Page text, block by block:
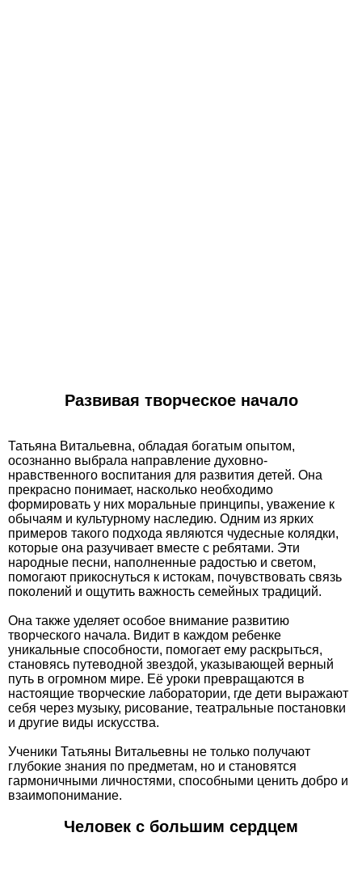
Развивая творческое начало
Татьяна Витальевна, обладая богатым опытом,
осознанно выбрала направление духовно-
нравственного воспитания для развития детей. Она
прекрасно понимает, насколько необходимо
формировать у них моральные принципы, уважение к
обычаям и культурному наследию. Одним из ярких
примеров такого подхода являются чудесные колядки,
которые она разучивает вместе с ребятами. Эти
народные песни, наполненные радостью и светом,
помогают прикоснуться к истокам, почувствовать связь
поколений и ощутить важность семейных традиций.
Она также уделяет особое внимание развитию
творческого начала. Видит в каждом ребенке
уникальные способности, помогает ему раскрыться,
становясь путеводной звездой, указывающей верный
путь в огромном мире. Её уроки превращаются в
настоящие творческие лаборатории, где дети выражают
себя через музыку, рисование, театральные постановки
и другие виды искусства.
Ученики Татьяны Витальевны не только получают
глубокие знания по предметам, но и становятся
гармоничными личностями, способными ценить добро и
взаимопонимание.
Человек с большим сердцем